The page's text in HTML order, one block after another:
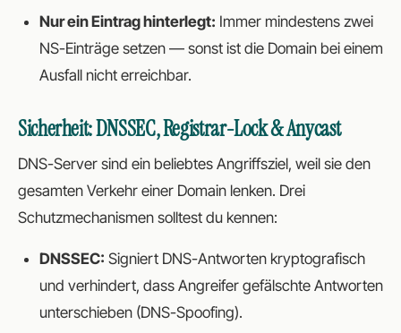
Nur ein Eintrag hinterlegt: Immer mindestens zwei
NS-Einträge setzen — sonst ist die Domain bei einem
Ausfall nicht erreichbar.
Sicherheit: DNSSEC, Registrar-Lock & Anycast
DNS-Server sind ein beliebtes Angriffsziel, weil sie den
gesamten Verkehr einer Domain lenken. Drei
Schutzmechanismen solltest du kennen:
DNSSEC: Signiert DNS-Antworten kryptografisch
und verhindert, dass Angreifer gefälschte Antworten
unterschieben (DNS-Spoofing).